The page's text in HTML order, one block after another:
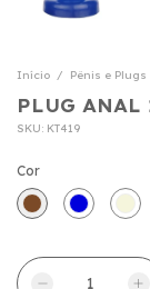
Início / Pênis e Plugs
PLUG ANAL
SKU: KT419
Cor